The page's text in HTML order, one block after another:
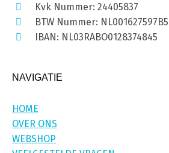
Kvk Nummer: 24405837
BTW Nummer:
IBAN: NL03RABO0128374845
NAVIGATIE
HOME
OVER ONS
WEBSHOP